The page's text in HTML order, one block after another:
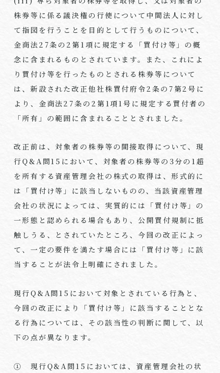
株券等に係る議決権の行使について中間法人に対し
て指図を行うことを目的として行うものについて、
金商法27条の2第1項に規定する「買付け等」の概
念に含まれるものとされています。また、これによ
り買付け等を行ったものとされる株券等について
は、新設された改正他社株買付府令2条の7第2号に
より、金商法27条の2第1項1号に規定する買付者の
「所有」の範囲に含まれることとされました。
改正前は、対象者の株券等の間接取得について、現
行Q&A問15において、対象者の株券等の3分の1超
を所有する資産管理会社の株式の取得は、形式的に
は「買付け等」に該当しないものの、当該資産管理
会社の状況によっては、実質的には「買付け等」の
一形態と認められる場合もあり、公開買付規制に抵
触しうる、とされていたところ、今回の改正によっ
て、一定の要件を満たす場合には「買付け等」に該
当することが法令上明確にされました。
現行Q&A問15において対象とされている行為と、
今回の改正により「買付け等」に該当することとな
る行為については、その該当性の判断に関して、以
下の点が異なります。
① 現行Q&A問15においては、資産管理会社の状